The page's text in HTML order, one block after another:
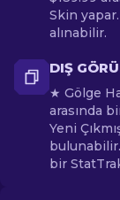
Skin
alınabilir.
DIŞ
★ Gölge
arasında
Yeni
bir